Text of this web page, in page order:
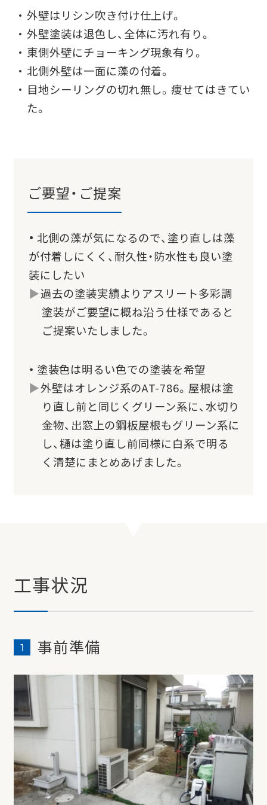
外壁はリシン吹き付け仕上げ。
外壁塗装は退色し、全体に汚れ有り。
東側外壁にチョーキング現象有り。
北側外壁は一面に藻の付着。
目地シーリングの切れ無し。痩せてはきてい
た。
ご要望・ご提案
北側の藻が気になるので、塗り直しは藻
が付着しにくく、耐久性・防水性も良い塗
装にしたい
過去の塗装実績よりアスリート多彩調
塗装がご要望に概ね沿う仕様であると
ご提案いたしました。
塗装色は明るい色での塗装を希望
外壁はオレンジ系のAT-786。屋根は塗
り直し前と同じくグリーン系に、水切り
金物、出窓上の鋼板屋根もグリーン系に
し、樋は塗り直し前同様に白系で明る
く清楚にまとめあげました。
工事状況
事前準備